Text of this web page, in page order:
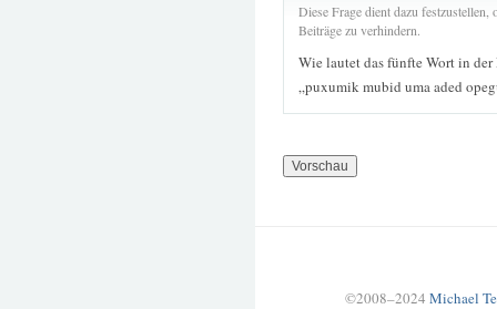
Diese Frage dient dazu
Beiträge zu verhindern.
Wie lautet das fünfte Wort in der
„puxumik mubid uma aded
©2008–2024 Michael